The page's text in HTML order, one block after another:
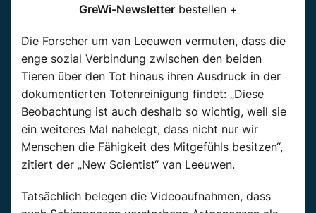
GreWi-Newsletterbestellen +
Die Forscher um van Leeuwen vermuten, dass die
enge sozial Verbindung zwischen den beiden
Tieren über den Tot hinaus ihren Ausdruck in der
dokumentierten Totenreinigung findet: „Diese
Beobachtung ist auch deshalb so wichtig, weil sie
ein weiteres Mal nahelegt, dass nicht nur wir
Menschen die Fähigkeit des Mitgefühls besitzen“,
zitiert der „New Scientist“ van Leeuwen.
Tatsächlich belegen die Videoaufnahmen, dass